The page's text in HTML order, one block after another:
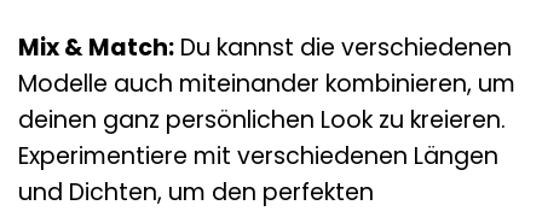
Mix & Match: Du kannst die verschiedenen
Modelle auch miteinander kombinieren, um
deinen ganz persönlichen Look zu kreieren.
Experimentiere mit verschiedenen Längen
und Dichten, um den perfekten